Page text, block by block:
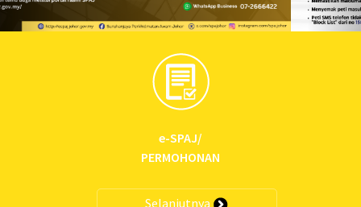
e-SPAJ/
PERMOHONAN
Selanjutnya